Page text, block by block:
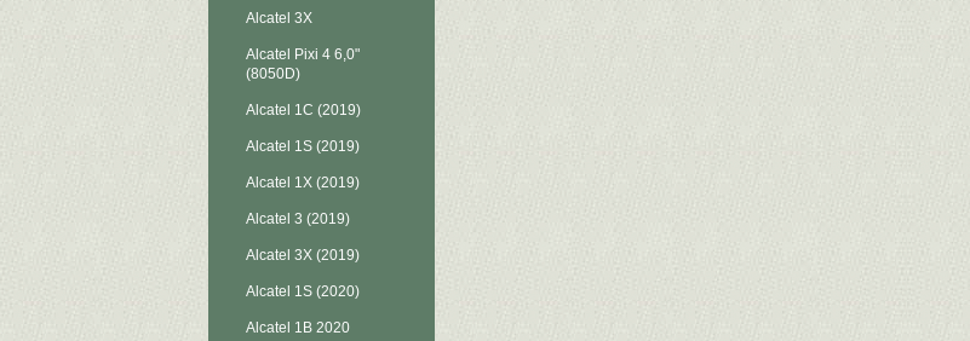
Alcatel 3X
Alcatel Pixi 4 6,0"
(8050D)
Alcatel 1C (2019)
Alcatel 1S (2019)
Alcatel 1X (2019)
Alcatel 3 (2019)
Alcatel 3X (2019)
Alcatel 1S (2020)
Alcatel 1B 2020